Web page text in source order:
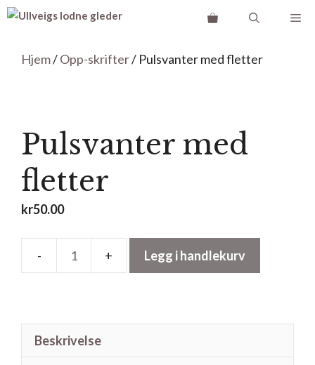
Hopp
Hjem/Opp-skrifter/ Pulsvanter med fletter
Pulsvanter med
fletter
kr50.00
Pulsvanter
antall
Legg i handlekurv
Beskrivelse